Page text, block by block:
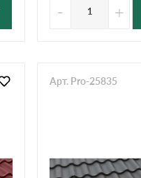
- +
Арт. Pro-25835